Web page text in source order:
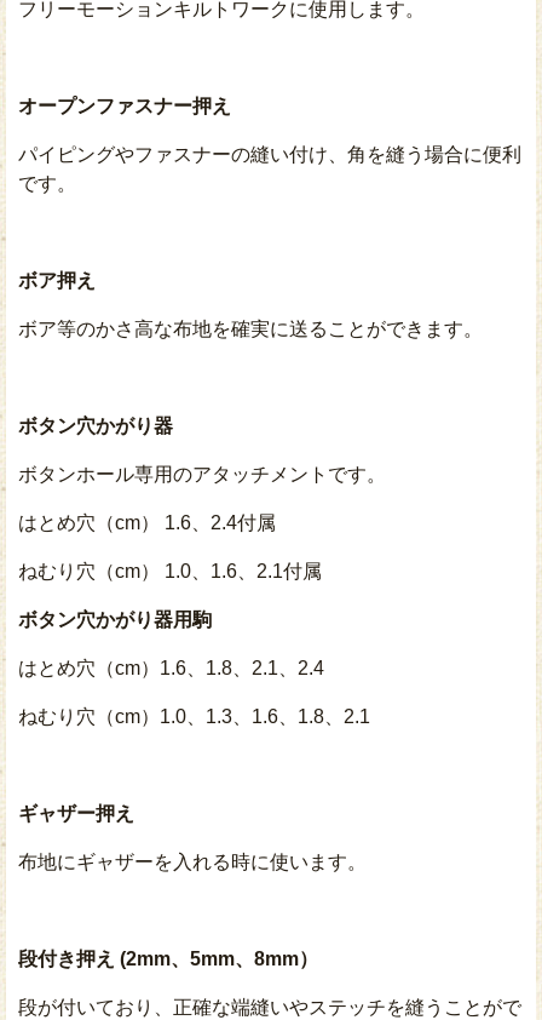
フリーモーションキルトワークに使用します。
オープンファスナー押え
パイピングやファスナーの縫い付け、角を縫う場合に便利
です。
ボア押え
ボア等のかさ高な布地を確実に送ることができます。
ボタン穴かがり器
ボタンホール専用のアタッチメントです。
はとめ穴（cm） 1.6、2.4付属
ねむり穴（cm） 1.0、1.6、2.1付属
ボタン穴かがり器用駒
はとめ穴（cm）1.6、1.8、2.1、2.4
ねむり穴（cm）1.0、1.3、1.6、1.8、2.1
ギャザー押え
布地にギャザーを入れる時に使います。
段付き押え (2mm、5mm、8mm）
段が付いており、正確な端縫いやステッチを縫うことがで